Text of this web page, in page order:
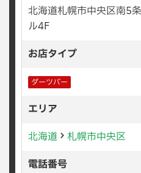
北海道札幌市中央区南5
ル4F
お店タイプ
ダーツバー
エリア
北海道
札幌市中央区
電話番号